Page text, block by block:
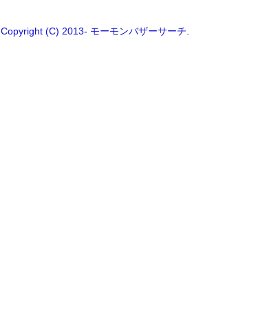
Copyright (C) 2013- モーモンバザーサーチ.